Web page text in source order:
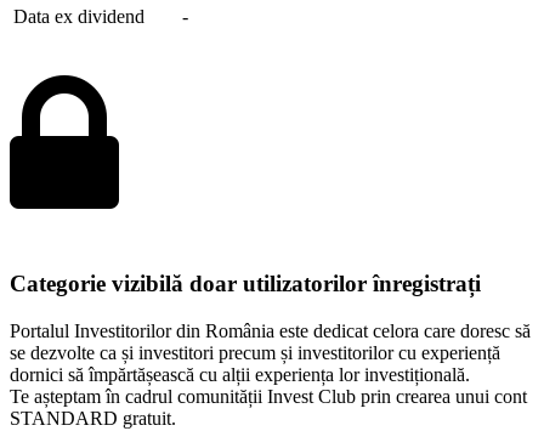
Data ex dividend -
Categorie vizibilă doar utilizatorilor înregistrați
Portalul Investitorilor din România este dedicat celora care doresc să
se dezvolte ca și investitori precum și investitorilor cu experiență
dornici să împărtășească cu alții experiența lor investițională.
Te așteptam în cadrul comunității Invest Club prin crearea unui cont
STANDARD gratuit.